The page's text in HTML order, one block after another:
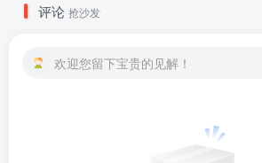
评论 抢沙发
欢迎您留下宝贵的见解！